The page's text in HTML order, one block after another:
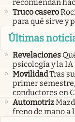
recomiendan
Truco casero
para qué sirve y
Últimas
Revelaciones
psicología y la IA
MovilidadTras
primer
conductores en
Automotriz
freno de mano a